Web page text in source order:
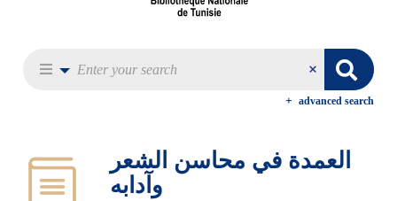
advanced search
العمدة في محاسن الشعر
وآدابه